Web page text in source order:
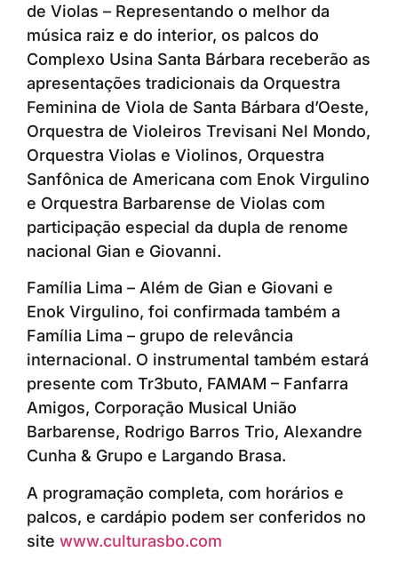
de Violas – Representando o melhor da
música raiz e do interior, os palcos do
Complexo Usina Santa Bárbara receberão as
apresentações tradicionais da Orquestra
Feminina de Viola de Santa Bárbara d’Oeste,
Orquestra de Violeiros Trevisani Nel Mondo,
Orquestra Violas e Violinos, Orquestra
Sanfônica de Americana com Enok Virgulino
e Orquestra Barbarense de Violas com
participação especial da dupla de renome
nacional Gian e Giovanni.
Família Lima – Além de Gian e Giovani e
Enok Virgulino, foi confirmada também a
Família Lima – grupo de relevância
internacional. O instrumental também estará
presente com Tr3buto, FAMAM – Fanfarra
Amigos, Corporação Musical União
Barbarense, Rodrigo Barros Trio, Alexandre
Cunha & Grupo e Largando Brasa.
A programação completa, com horários e
palcos, e cardápio podem ser conferidos no
site www.culturasbo.com